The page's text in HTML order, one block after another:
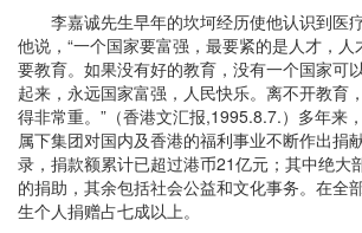
李嘉诚先生早年的坎坷经历使他认识到医疗
他说，“一个国家要富强，最要紧的是人才，
要教育。如果没有好的教育，没有一个国家可
起来，永远国家富强，人民快乐。离不开教育
得非常重。”（香港文汇报,1995.8.7.）多年来
属下集团对国内及香港的福利事业不断作出捐
录，捐款额累计已超过港币21亿元；其中绝大
的捐助，其余包括社会公益和文化事务。在全
生个人捐赠占七成以上。